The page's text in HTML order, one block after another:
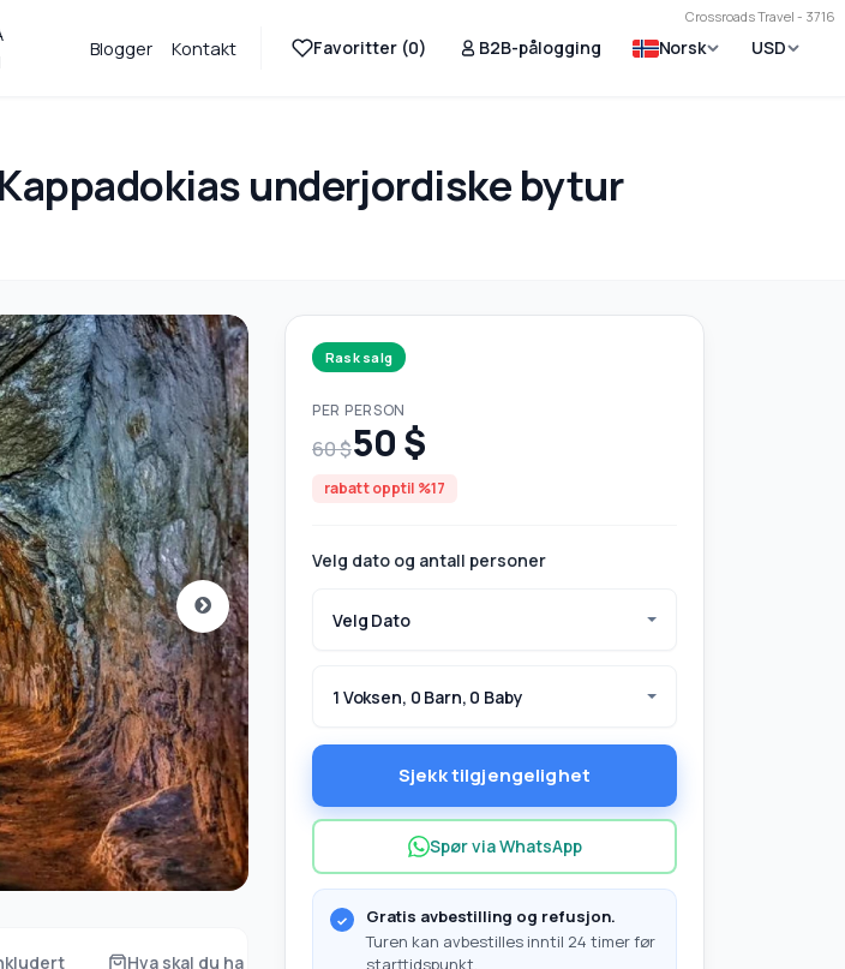
Crossroads Travel - 3716
Blogger Kontakt Favoritter (0) B2B-pålogging Norsk USD
underjordiske bytur
Hva skal du ha med deg?
Rask salg
PER PERSON
60 $50 $
rabatt opptil %17
Velg dato og antall personer
Velg Dato
1 Voksen, 0 Barn, 0 Baby
Sjekk tilgjengelighet
Spør via WhatsApp
Gratis avbestilling og refusjon.
Turen kan avbestilles inntil 24 timer før
starttidspunkt.